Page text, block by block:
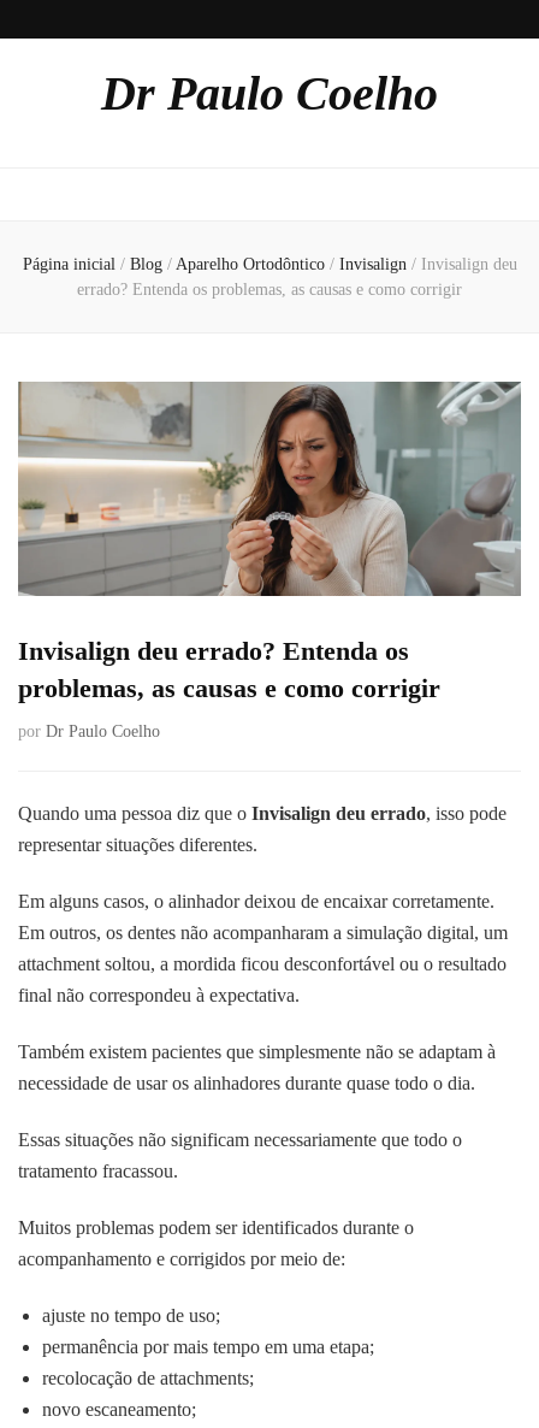
Dr Paulo Coelho
Página inicial / Blog / Aparelho Ortodôntico / Invisalign / Invisalign deu
errado? Entenda os problemas, as causas e como corrigir
Invisalign deu errado? Entenda os
problemas, as causas e como corrigir
por Dr Paulo Coelho
Quando uma pessoa diz que o Invisalign deu errado, isso pode
representar situações diferentes.
Em alguns casos, o alinhador deixou de encaixar corretamente.
Em outros, os dentes não acompanharam a simulação digital, um
attachment soltou, a mordida ficou desconfortável ou o resultado
final não correspondeu à expectativa.
Também existem pacientes que simplesmente não se adaptam à
necessidade de usar os alinhadores durante quase todo o dia.
Essas situações não significam necessariamente que todo o
tratamento fracassou.
Muitos problemas podem ser identificados durante o
acompanhamento e corrigidos por meio de:
ajuste no tempo de uso;
permanência por mais tempo em uma etapa;
recolocação de attachments;
novo escaneamento;